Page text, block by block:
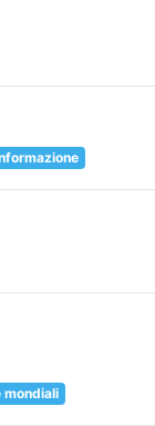
mondiali